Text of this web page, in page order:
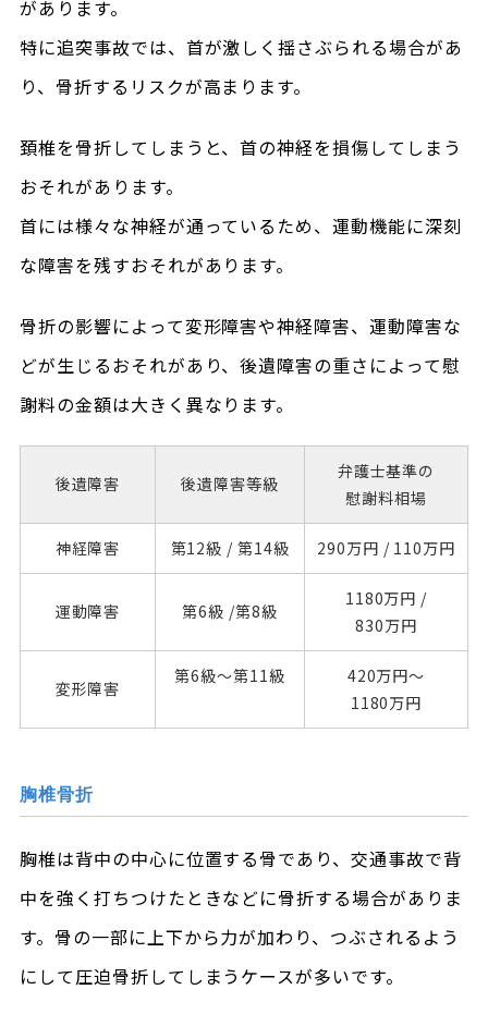
があります。
特に追突事故では、首が激しく揺さぶられる場合があ
り、骨折するリスクが高まります。
頚椎を骨折してしまうと、首の神経を損傷してしまう
おそれがあります。
首には様々な神経が通っているため、運動機能に深刻
な障害を残すおそれがあります。
骨折の影響によって変形障害や神経障害、運動障害な
どが生じるおそれがあり、後遺障害の重さによって慰
謝料の金額は大きく異なります。
後遺障害 後遺障害等級
弁護士基準の
慰謝料相場
神経障害 第12級 / 第14級 290万円 / 110万円
運動障害 第6級 /第8級
1180万円 /
830万円
変形障害
第6級～第11級
420万円～
1180万円
胸椎骨折
胸椎は背中の中心に位置する骨であり、交通事故で背
中を強く打ちつけたときなどに骨折する場合がありま
す。骨の一部に上下から力が加わり、つぶされるよう
にして圧迫骨折してしまうケースが多いです。